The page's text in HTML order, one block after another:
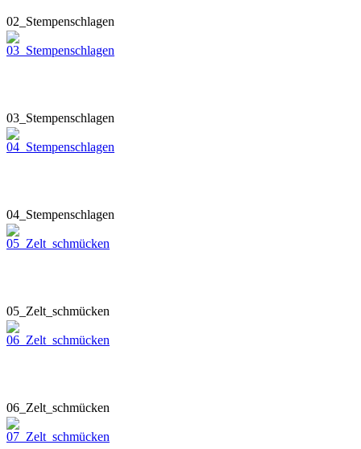
02_Stempenschlagen
03_Stempenschlagen
04_Stempenschlagen
05_Zelt_schmücken
06_Zelt_schmücken